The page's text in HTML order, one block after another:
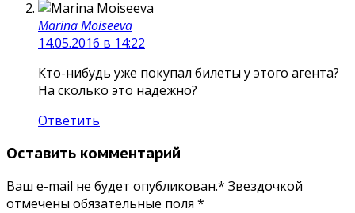
Marina Moiseeva
14.05.2016 в 14:22
Кто-нибудь уже покупал билеты у этого агента?
На сколько это надежно?
Ответить
Оставить комментарий
Ваш e-mail не будет опубликован.* Звездочкой
отмечены обязательные поля *